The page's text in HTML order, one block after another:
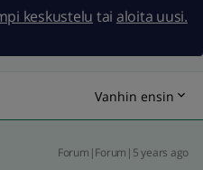
keskustelu tai aloita uusi.
Vanhin ensin
Forum|Forum|5 years ago